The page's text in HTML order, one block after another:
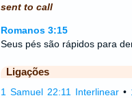
sent to call
Romanos 3:15
Seus pés são rápidos para
Ligações
1 Samuel 22:11 Interlinear•